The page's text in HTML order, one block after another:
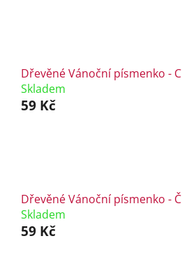
Dřevěné Vánoční písmenko - C
Skladem
59 Kč
Dřevěné Vánoční písmenko - Č
Skladem
59 Kč